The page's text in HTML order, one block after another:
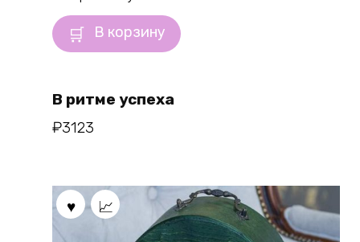
В корзину
В ритме успеха
₽3123